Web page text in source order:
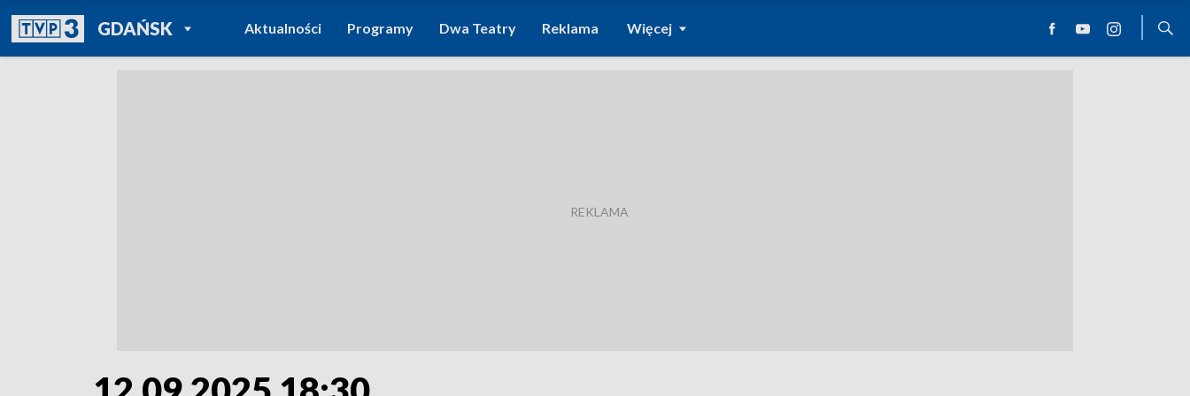
GDAŃSKPOWRÓT DO
TVP REGIONY
Aktualności Programy Dwa Teatry Reklama Więcej